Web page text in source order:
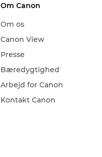
Om Canon
Om os
Canon View
Presse
Bæredygtighed
Arbejd for Canon
Kontakt Canon